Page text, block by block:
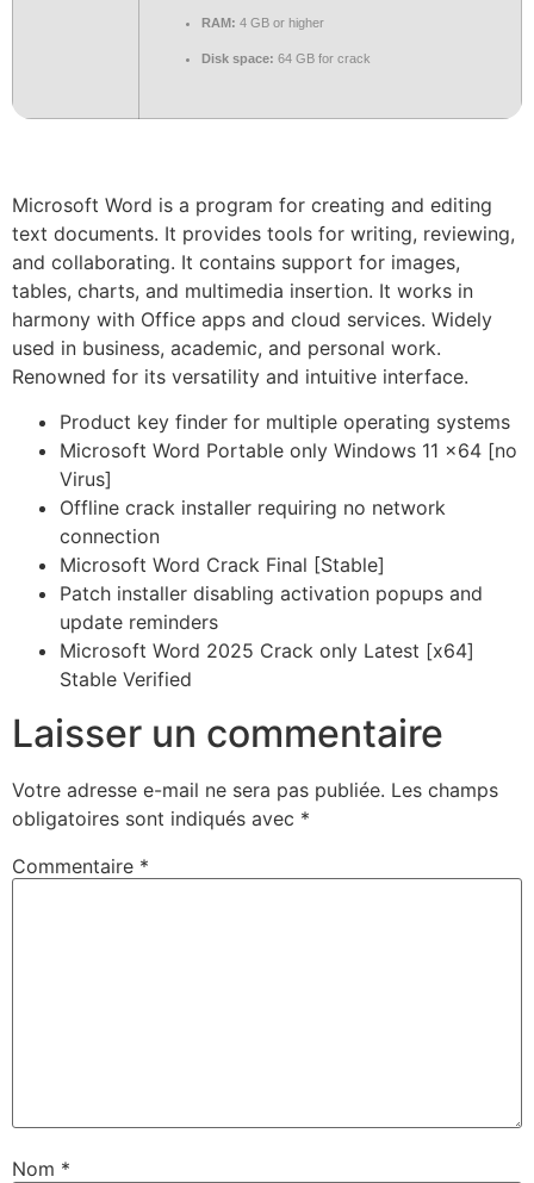
RAM: 4 GB or higher
Disk space: 64 GB for crack
Microsoft Word is a program for creating and editing
text documents. It provides tools for writing, reviewing,
and collaborating. It contains support for images,
tables, charts, and multimedia insertion. It works in
harmony with Office apps and cloud services. Widely
used in business, academic, and personal work.
Renowned for its versatility and intuitive interface.
Product key finder for multiple operating systems
Microsoft Word Portable only Windows 11 x64 [no
Virus]
Offline crack installer requiring no network
connection
Microsoft Word Crack Final [Stable]
Patch installer disabling activation popups and
update reminders
Microsoft Word 2025 Crack only Latest [x64]
Stable Verified
Laisser un commentaire
Votre adresse e-mail ne sera pas publiée. Les champs
obligatoires sont indiqués avec *
Commentaire *
Nom *